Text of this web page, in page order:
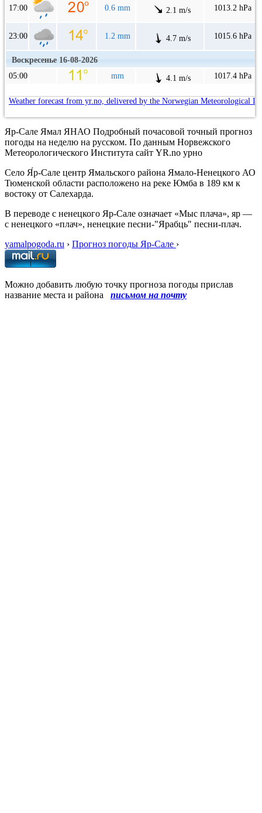
17:00 0.6 mm 2.1 m/s 1013.2 hPa
23:00 1.2 mm 4.7 m/s 1015.6 hPa
Воскресенье 16-08-2026
05:00
mm 4.1 m/s 1017.4 hPa
Weather forecast from yr.no, delivered by the Norwegian Meteorological
Яр-Сале Ямал ЯНАО Подробный почасовой точный прогноз
погоды на неделю на русском. По данным Норвежского
Метеорологического Института сайт YR.no урно
Cело Я́р-Сале центр Ямальского района Ямало-Ненецкого АО
Тюменской области расположено на реке Юмба в 189 км к
востоку от Салехарда.
В переводе с ненецкого Яр-Сале означает «Мыс плача», яр —
с ненецкого «плач», ненецкие песни-"Ярабць" песни-плач.
yamalpogoda.ru › Прогноз погоды Яр-Сале ›
Можно добавить любую точку прогноза погоды прислав
название места и района
письмом на почту